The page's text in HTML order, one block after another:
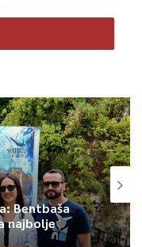
Bentbaša
najbolje